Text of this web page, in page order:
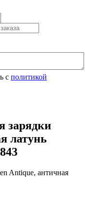
с политикой
зарядки
латунь
Antique, античная